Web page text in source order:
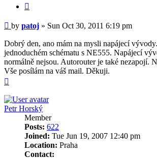
Post
by patoj » Sun Oct 30, 2011 6:19 pm
Dobrý den, ano mám na mysli napájecí
jednoduchém schématu s NE555. Napájecí
normálně nejsou. Autorouter je také nezapojí.
Vše posílám na váš mail. Děkuji.
Petr Horský
Member
Posts: 622
Joined: Tue Jun 19, 2007 12:40 pm
Location: Praha
Contact: